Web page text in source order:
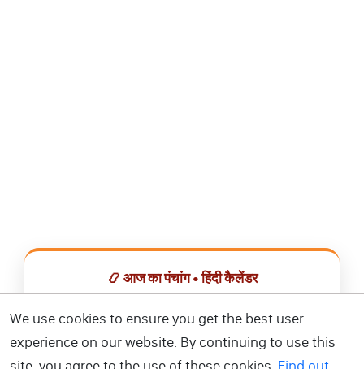
📿 आज का पंचांग • हिंदी कैलेंडर
📅 हिंदी कैलेंडर ऐप डाउनलोड करें
We use cookies to ensure you get the best user
experience on our website. By continuing to use this